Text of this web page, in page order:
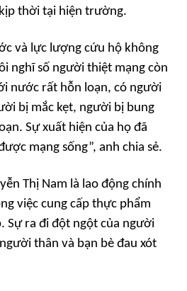
thời tại hiện trường.
và lực lượng cứu hộ không
nghĩ số người thiệt mạng còn
nước rất hỗn loạn, có người
bị mắc kẹt, người bị bung
Sự xuất hiện của họ đã
mạng sống”, anh chia sẻ.
Thị Nam là lao động chính
việc cung cấp thực phẩm
Sự ra đi đột ngột của người
thân và bạn bè đau xót